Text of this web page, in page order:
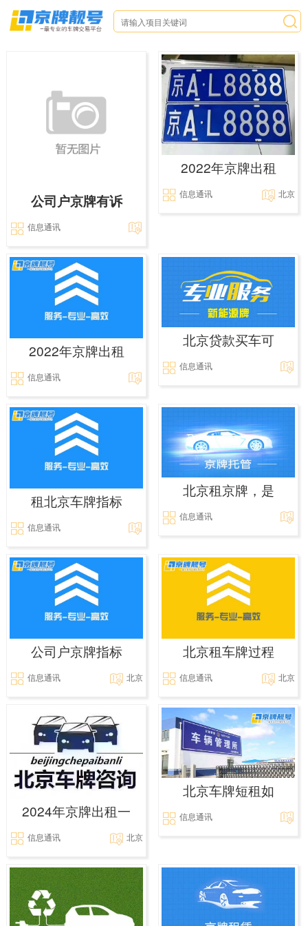
公司户京牌有诉
信息通讯
2022年京牌出租
信息通讯 北京
2022年京牌出租
信息通讯
北京贷款买车可
信息通讯
租北京车牌指标
信息通讯
北京租京牌，是
信息通讯
公司户京牌指标
信息通讯 北京
北京租车牌过程
信息通讯 北京
2024年京牌出租一
信息通讯 北京
北京车牌短租如
信息通讯